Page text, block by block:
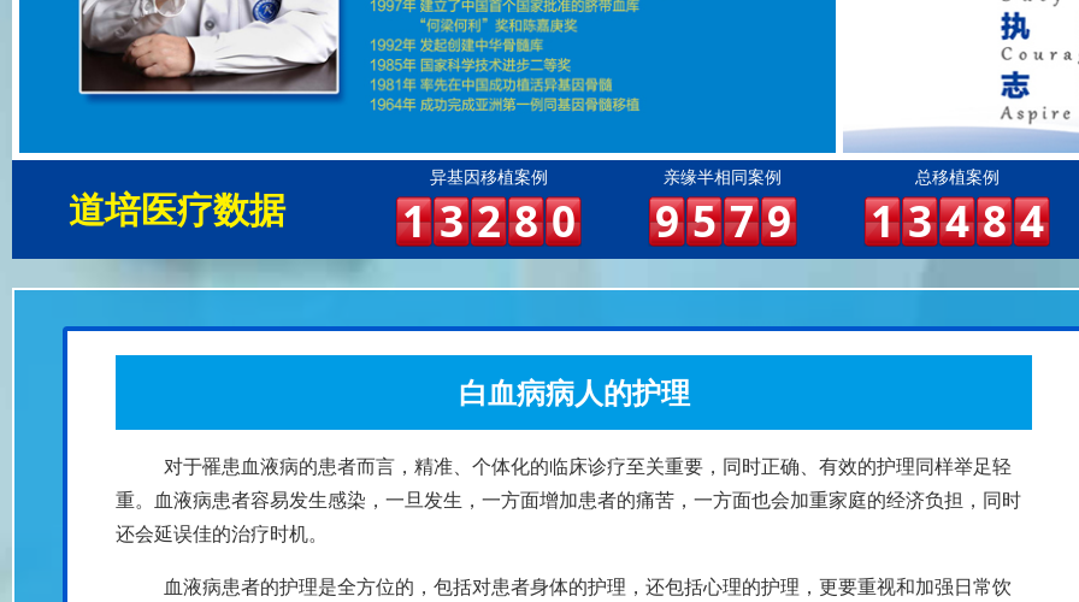
道培医疗数据
异基因移植案例
1 3 2 8 0
亲缘半相同案例
9 5 7 9
总移植案例
1 3 4 8 4
白血病病人的护理
对于罹患血液病的患者而言，精准、个体化的临床诊疗至关重要，同时正确、有效的护理同样举足轻
重。血液病患者容易发生感染，一旦发生，一方面增加患者的痛苦，一方面也会加重家庭的经济负担，同时
还会延误佳的治疗时机。
血液病患者的护理是全方位的，包括对患者身体的护理，还包括心理的护理，更要重视和加强日常饮